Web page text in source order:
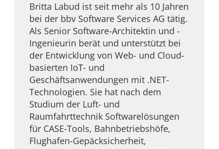
Britta Labud ist seit mehr als 10 Jahren
bei der bbv Software Services AG tätig.
Als Senior Software-Architektin und -
Ingenieurin berät und unterstützt bei
der Entwicklung von Web- und Cloud-
basierten IoT- und
Geschäftsanwendungen mit .NET-
Technologien. Sie hat nach dem
Studium der Luft- und
Raumfahrttechnik Softwarelösungen
für CASE-Tools, Bahnbetriebshöfe,
Flughafen-Gepäcksicherheit,